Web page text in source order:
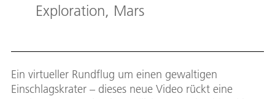
Exploration, Mars
Ein virtueller Rundflug um einen gewaltigen
Einschlagskrater – dieses neue Video rückt eine